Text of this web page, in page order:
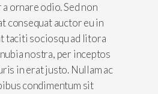
ornare odio. Sed non
consequat auctor eu in
taciti sociosqu ad litora
nostra, per inceptos
in erat justo. Nullam ac
condimentum sit